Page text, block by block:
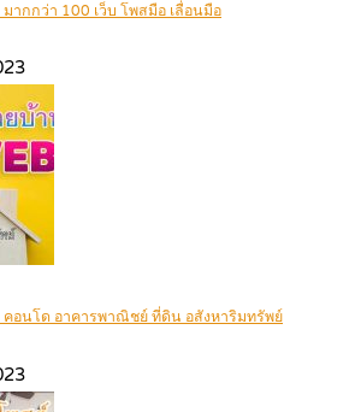
ากกว่า 100 เว็บ โพสมือ เลื่อนมือ
คอนโด อาคารพาณิชย์ ที่ดิน อสังหาริมทรัพย์